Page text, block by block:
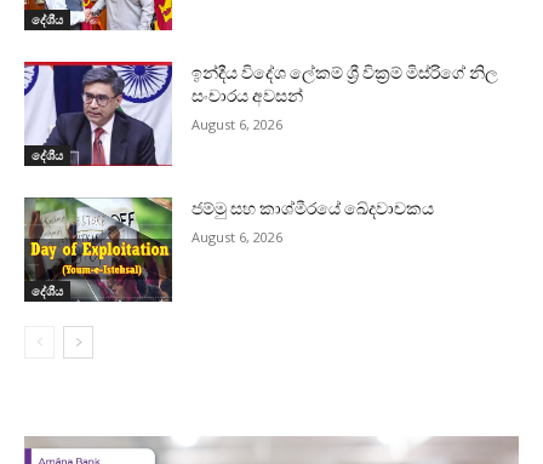
දේශීය
දේශීය
ඉන්දීය විදේශ ලේකම් ශ්‍රී වික්‍රම් මිස්රිගේ නිල
සංචාරය අවසන්
August 6, 2026
දේශීය
ජම්මු සහ කාශ්මීරයේ ඛේදවාචකය
August 6, 2026